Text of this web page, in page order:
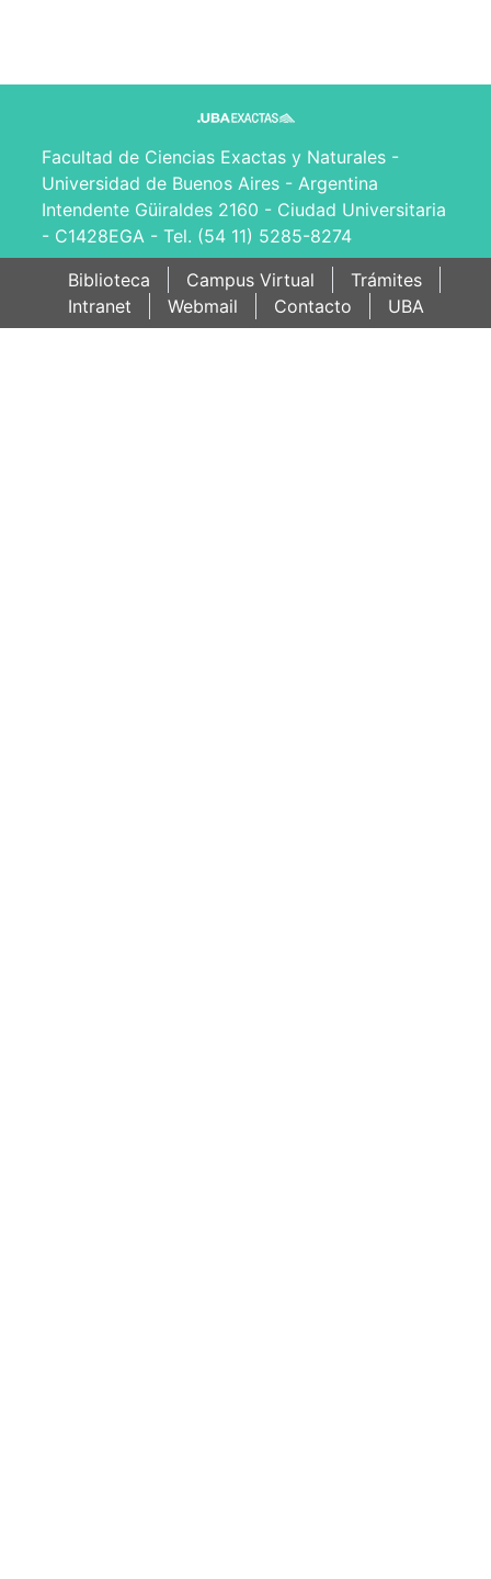
Facultad de Ciencias Exactas y Naturales -
Universidad de Buenos Aires - Argentina
Intendente Güiraldes 2160 - Ciudad Universitaria
- C1428EGA - Tel. (54 11) 5285-8274
Biblioteca
Campus Virtual
Trámites
Intranet
Webmail Contacto UBA